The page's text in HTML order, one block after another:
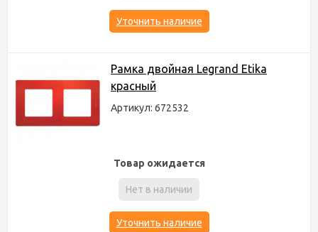
Уточнить наличие
Рамка двойная Legrand Etika
красный
Артикул: 672532
Товар ожидается
Нет в наличии
Уточнить наличие